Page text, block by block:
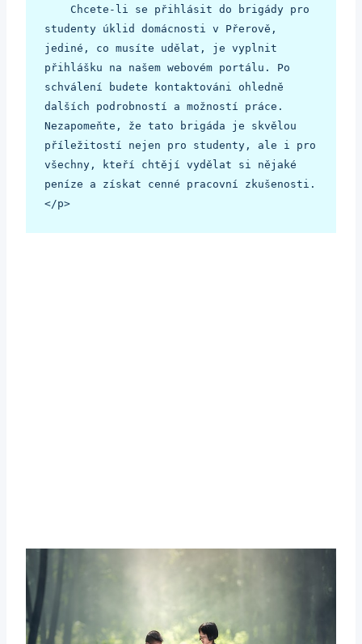
studenty úklid domácnosti v Přerově,
jediné, co musíte udělat, je vyplnit
přihlášku na našem webovém portálu. Po
schválení budete kontaktováni ohledně
dalších podrobností a možností práce.
Nezapomeňte, že tato brigáda je skvělou
příležitostí nejen pro studenty, ale i pro
všechny, kteří chtějí vydělat si nějaké
peníze a získat cenné pracovní zkušenosti.
</p>